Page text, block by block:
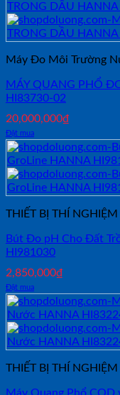
Máy Đo Môi Trường
MÁY QUANG PHỔ
HI83730-02
20,000,000₫
Đặt mua
THIẾT BỊ THÍ
Bút Đo pH Cho Đất
HI981030
2,850,000₫
Đặt mua
THIẾT BỊ THÍ